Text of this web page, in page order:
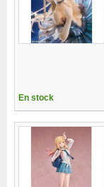
En stock